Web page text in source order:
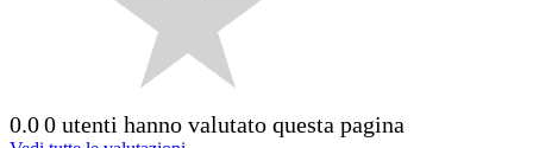
0.00 utenti hanno valutato questa pagina